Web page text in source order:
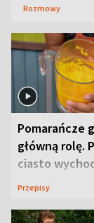
Rozmowy
Pomarańcze
główną rolę.
ciasto
wyjątkowo
Przepisy